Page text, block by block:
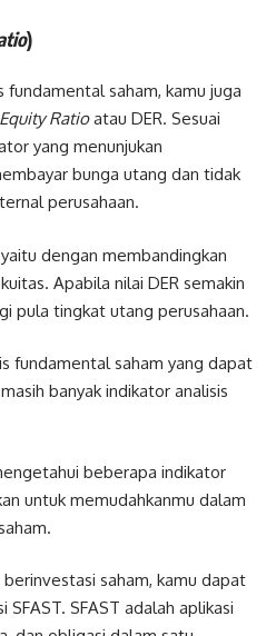
)
saham, kamu juga
Ratioatau DER. Sesuai
yang menunjukan
bunga utang dan tidak
perusahaan.
dengan membandingkan
Apabila nilai DER semakin
pula tingkat utang perusahaan.
fundamental saham yang dapat
banyak indikator analisis
beberapa indikator
untuk memudahkanmu dalam
saham, kamu dapat
SFAST adalah aplikasi